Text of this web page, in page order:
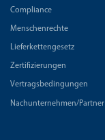
Compliance
Menschenrechte
Lieferkettengesetz
Zertifizierungen
Vertragsbedingungen
Nachunternehmen/Partner